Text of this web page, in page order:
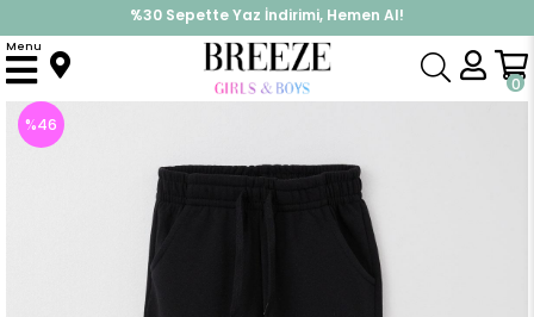
%30 Sepette Yaz İndirimi, Hemen Al!
İndirimlere ek %10 İndirimi Kap, Hemen Üye Ol!
0
Menu
Anasayfa Alt Giyim Eşofman Altı Erkek Çocuk Alt Cepli Bağcık Aksesuarlı Siyah (5 Yaş)
%46